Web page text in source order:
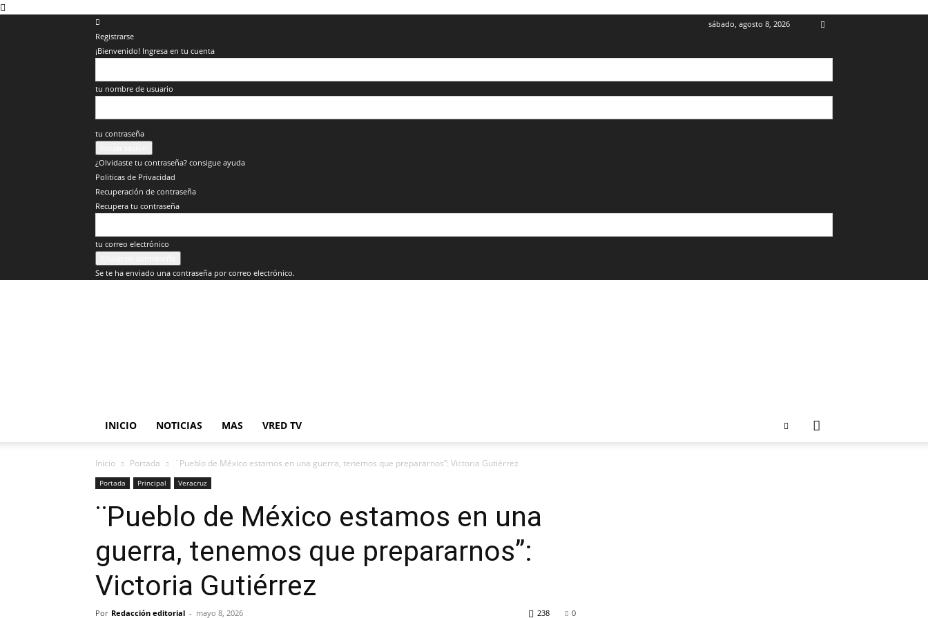
sábado, agosto 8, 2026
Registrarse
¡Bienvenido! Ingresa en tu cuenta
tu nombre de usuario
tu contraseña
¿Olvidaste tu contraseña? consigue ayuda
Politicas de Privacidad
Recuperación de contraseña
Recupera tu contraseña
tu correo electrónico
Se te ha enviado una contraseña por correo electrónico.
INICIO NOTICIAS MAS VRED TV
Inicio Portada ¨Pueblo de México estamos en una guerra, tenemos que prepararnos”: Victoria Gutiérrez
Portada Principal Veracruz
¨Pueblo de México estamos en una
guerra, tenemos que prepararnos”:
Victoria Gutiérrez
Por Redacción editorial - mayo 8, 2026 0
238